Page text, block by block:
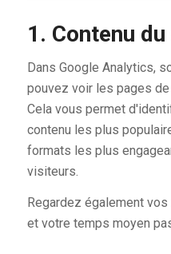
1. Contenu
Dans Google Analytics,
pouvez voir les pages
Cela vous permet
contenu les plus
formats les plus
visiteurs.
Regardez également
et votre temps moyen